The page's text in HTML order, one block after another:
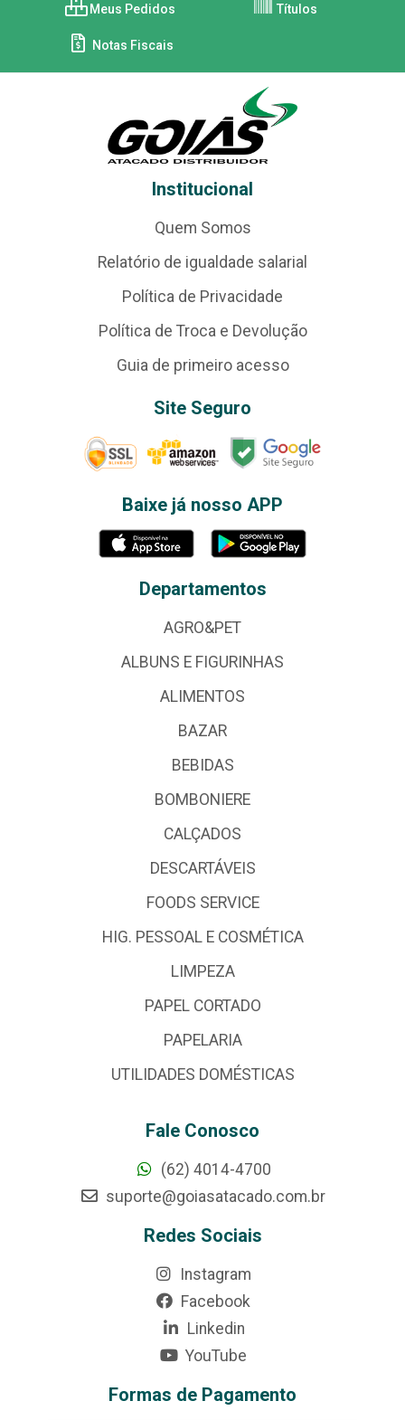
Meus Pedidos Títulos
Notas Fiscais
Institucional
Quem Somos
Relatório de igualdade salarial
Política de Privacidade
Política de Troca e Devolução
Guia de primeiro acesso
Site Seguro
Baixe já nosso APP
Departamentos
AGRO&PET
ALBUNS E FIGURINHAS
ALIMENTOS
BAZAR
BEBIDAS
BOMBONIERE
CALÇADOS
DESCARTÁVEIS
FOODS SERVICE
HIG. PESSOAL E COSMÉTICA
LIMPEZA
PAPEL CORTADO
PAPELARIA
UTILIDADES DOMÉSTICAS
Fale Conosco
(62) 4014-4700
suporte@goiasatacado.com.br
Redes Sociais
Instagram
Facebook
Linkedin
YouTube
Formas de Pagamento